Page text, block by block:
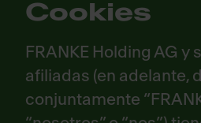
Cookies
FRANKE Holding AG y
afiliadas (en adelante,
conjuntamente